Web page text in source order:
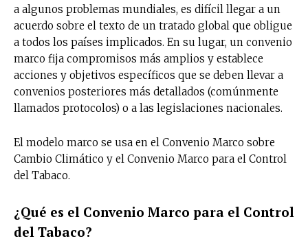
a algunos problemas mundiales, es difícil llegar a un
acuerdo sobre el texto de un tratado global que obligue
a todos los países implicados. En su lugar, un convenio
marco fija compromisos más amplios y establece
acciones y objetivos específicos que se deben llevar a
convenios posteriores más detallados (comúnmente
llamados protocolos) o a las legislaciones nacionales.
El modelo marco se usa en el Convenio Marco sobre
Cambio Climático y el Convenio Marco para el Control
del Tabaco.
¿Qué es el Convenio Marco para el Control
del Tabaco?